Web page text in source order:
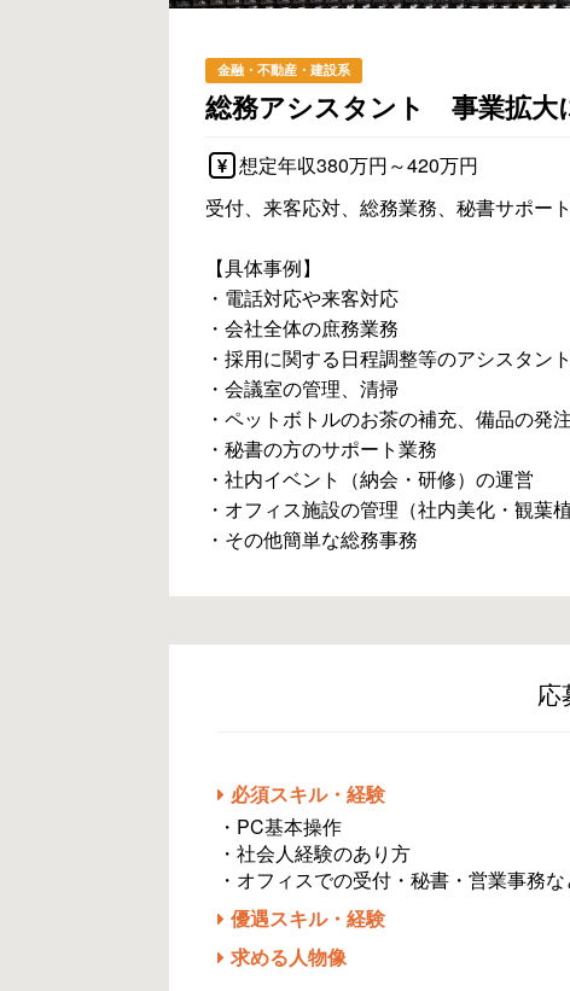
金融・不動産・建設系
総務アシスタント 事業拡大
想定年収380万円～420万円
受付、来客応対、総務業務、秘書サポー
【具体事例】
・電話対応や来客対応
・会社全体の庶務業務
・採用に関する日程調整等のアシスタント
・会議室の管理、清掃
・ペットボトルのお茶の補充、備品の発
・秘書の方のサポート業務
・社内イベント（納会・研修）の運営
・オフィス施設の管理（社内美化・観葉
・その他簡単な総務事務
応
必須スキル・経験
・PC基本操作
・社会人経験のあり方
・オフィスでの受付・秘書・営業事務
優遇スキル・経験
求める人物像